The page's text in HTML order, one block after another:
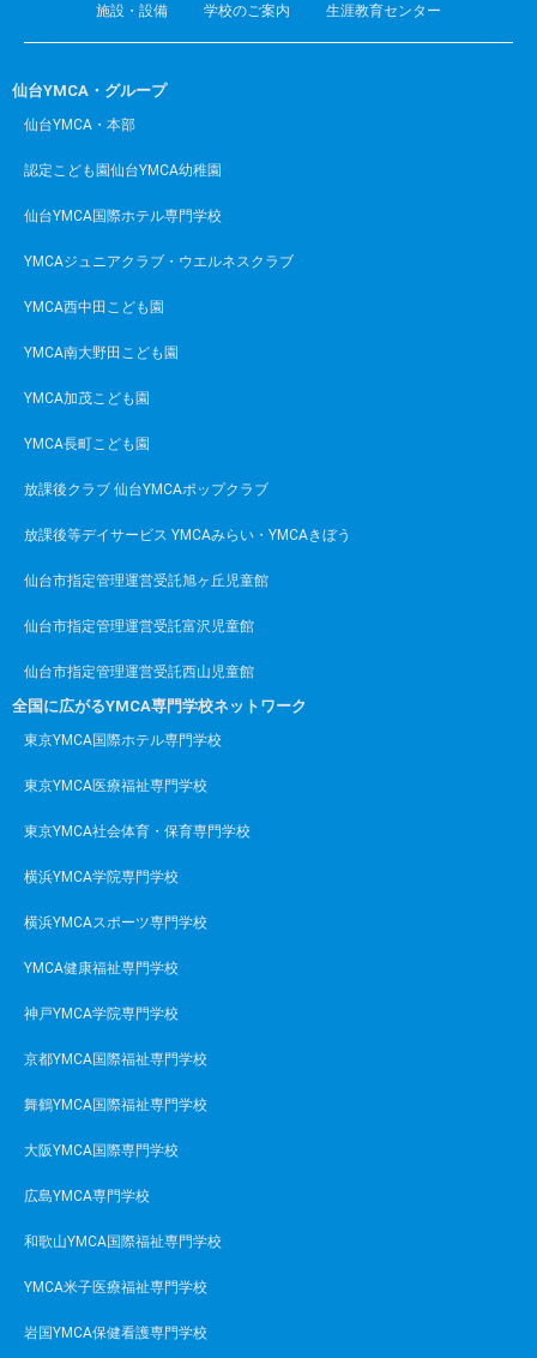
施設・設備 学校のご案内 生涯教育センター
仙台YMCA・グループ
仙台YMCA・本部
認定こども園仙台YMCA幼稚園
仙台YMCA国際ホテル専門学校
YMCAジュニアクラブ・ウエルネスクラブ
YMCA西中田こども園
YMCA南大野田こども園
YMCA加茂こども園
YMCA長町こども園
放課後クラブ 仙台YMCAポップクラブ
放課後等デイサービス YMCAみらい・YMCAきぼう
仙台市指定管理運営受託旭ヶ丘児童館
仙台市指定管理運営受託富沢児童館
仙台市指定管理運営受託西山児童館
全国に広がるYMCA専門学校ネットワーク
東京YMCA国際ホテル専門学校
東京YMCA医療福祉専門学校
東京YMCA社会体育・保育専門学校
横浜YMCA学院専門学校
横浜YMCAスポーツ専門学校
YMCA健康福祉専門学校
神戸YMCA学院専門学校
京都YMCA国際福祉専門学校
舞鶴YMCA国際福祉専門学校
大阪YMCA国際専門学校
広島YMCA専門学校
和歌山YMCA国際福祉専門学校
YMCA米子医療福祉専門学校
岩国YMCA保健看護専門学校